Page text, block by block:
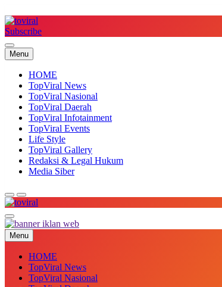
to
content
Subscribe
Menu
HOME
TopViral News
TopViral Nasional
TopViral Daerah
TopViral Infotainment
TopViral Events
Life Style
TopViral Gallery
Redaksi & Legal Hukum
Media Siber
Top Viral
Menu
HOME
TopViral News
TopViral Nasional